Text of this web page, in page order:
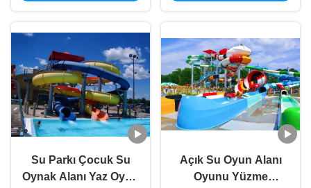
Su Parkı Çocuk Su
Oynak Alanı Yaz Oyun
Açık Su Oyun Alanı
Oyunu Yüzme